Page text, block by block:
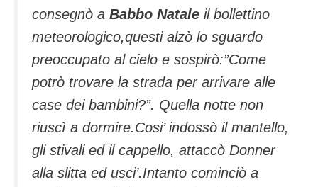
consegnò a Babbo Natale il bollettino
meteorologico,questi alzò lo sguardo
preoccupato al cielo e sospirò:”Come
potrò trovare la strada per arrivare alle
case dei bambini?”. Quella notte non
riuscì a dormire.Cosi’ indossò il mantello,
gli stivali ed il cappello, attaccò Donner
alla slitta ed usci’.Intanto cominciò a